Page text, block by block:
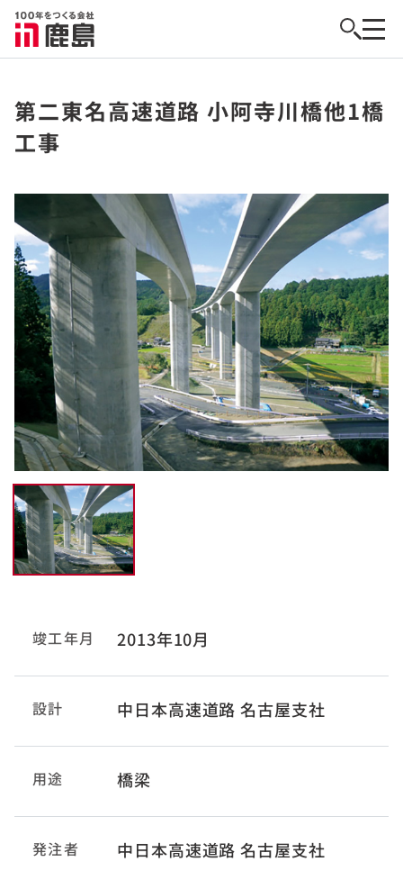
第二東名高速道路 小阿寺川橋他1橋
工事
竣工年月 2013年10月
設計 中日本高速道路 名古屋支社
用途 橋梁
発注者 中日本高速道路 名古屋支社